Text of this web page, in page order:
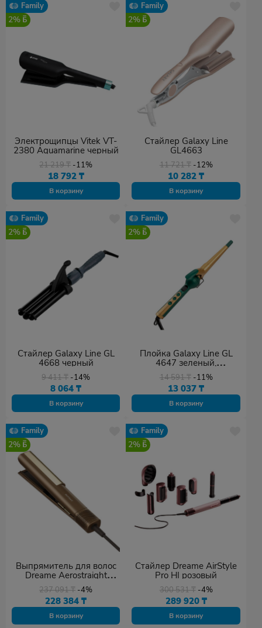
Family
2%
Электрощипцы Vitek VT-
2380 Aquamarine черный
21 219₸ -11%
18 792 ₸
В корзину
Family
2%
Стайлер Galaxy Line
GL4663
11 721₸ -12%
10 282₸
В корзину
Family
2%
Стайлер Galaxy Line GL
4668 черный
9 411₸ -14%
8 064₸
В корзину
Family
2%
Плойка Galaxy Line GL
4647 зеленый,
золотистый
14 591₸ -11%
13 037₸
В корзину
Family
2%
Выпрямитель для волос
Dreame Aerostraight
золотистый
237 091₸ -4%
228 384₸
В корзину
Family
2%
Стайлер Dreame AirStyle
Pro HI розовый
300 531₸ -4%
289 920 ₸
В корзину